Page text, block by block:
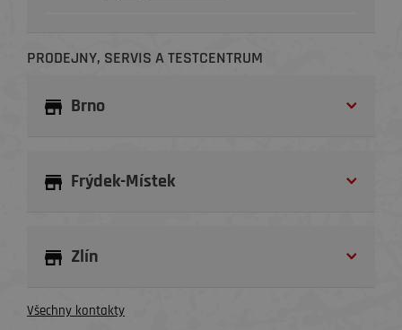
PRODEJNY, SERVIS A TESTCENTRUM
Brno
Frýdek-Místek
Zlín
Všechny kontakty